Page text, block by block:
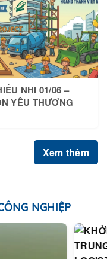
NHI 01/06 –
YÊU THƯƠNG